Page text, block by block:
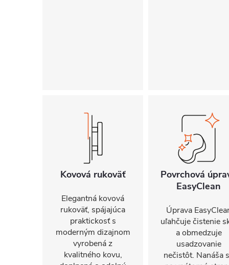
Kovová rukoväť
Elegantná kovová
rukoväť, spájajúca
praktickosť s
moderným dizajnom
vyrobená z
kvalitného kovu,
Povrchová
EasyClean
Úprava
uľahčuje čistenie
a obmedzuje
usadzovanie
nečistôt. Nanáša